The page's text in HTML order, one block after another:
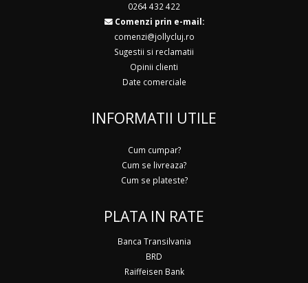
0264 432 422
Comenzi prin e-mail:
comenzi@jollycluj.ro
Sugestii si reclamatii
Opinii clienti
Date comerciale
INFORMATII UTILE
Cum cumpar?
Cum se livreaza?
Cum se plateste?
PLATA IN RATE
Banca Transilvania
BRD
Raiffeisen Bank